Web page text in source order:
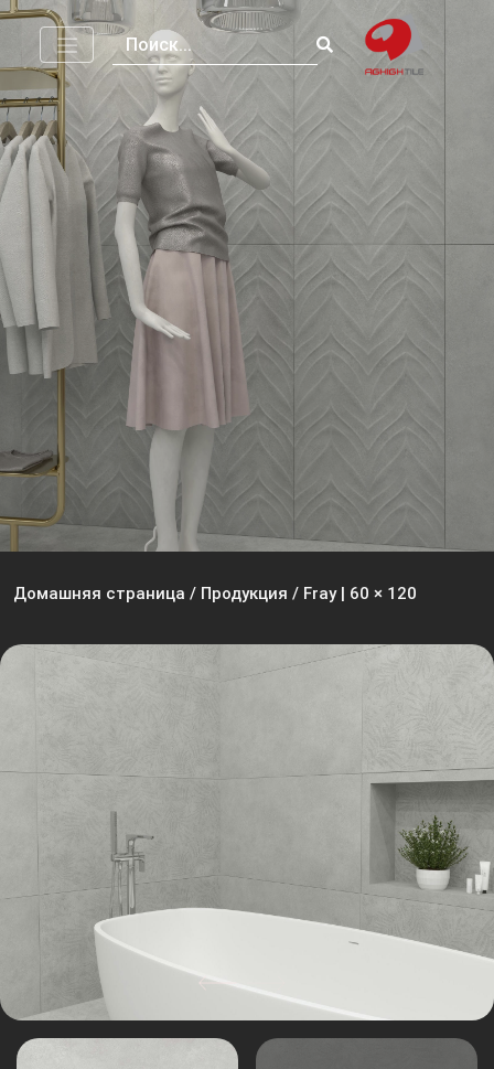
Домашняя страница / Продукция / Fray | 60 × 120